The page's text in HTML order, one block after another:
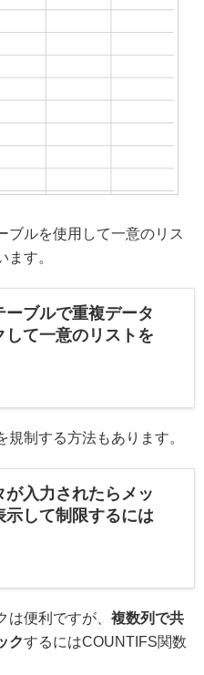
ブルを使用して一意のリス
ます。
ーブルで重複データ
して一意のリストを
制する方法もあります。
が入力されたらメッ
示して制限するには
便利ですが、 複数列で共
クするにはCOUNTIFS関数